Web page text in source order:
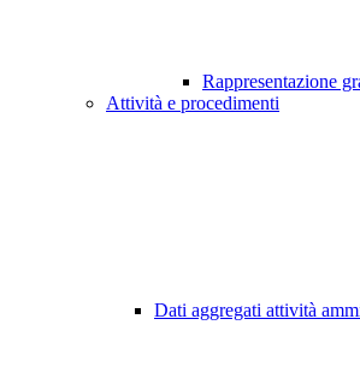
Rappresentazione
Attività e procedimenti
Dati aggregati attività